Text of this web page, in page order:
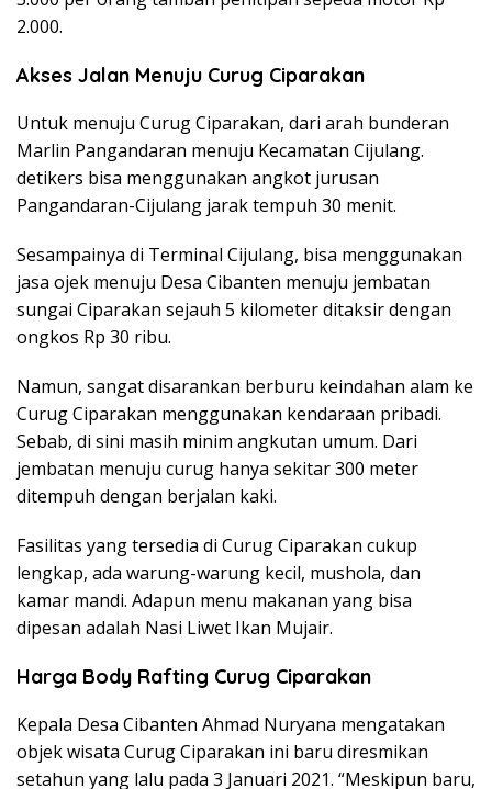
2.000.
Akses Jalan Menuju Curug Ciparakan
Untuk menuju Curug Ciparakan, dari arah bunderan
Marlin Pangandaran menuju Kecamatan Cijulang.
detikers bisa menggunakan angkot jurusan
Pangandaran-Cijulang jarak tempuh 30 menit.
Sesampainya di Terminal Cijulang, bisa menggunakan
jasa ojek menuju Desa Cibanten menuju jembatan
sungai Ciparakan sejauh 5 kilometer ditaksir dengan
ongkos Rp 30 ribu.
Namun, sangat disarankan berburu keindahan alam ke
Curug Ciparakan menggunakan kendaraan pribadi.
Sebab, di sini masih minim angkutan umum. Dari
jembatan menuju curug hanya sekitar 300 meter
ditempuh dengan berjalan kaki.
Fasilitas yang tersedia di Curug Ciparakan cukup
lengkap, ada warung-warung kecil, mushola, dan
kamar mandi. Adapun menu makanan yang bisa
dipesan adalah Nasi Liwet Ikan Mujair.
Harga Body Rafting Curug Ciparakan
Kepala Desa Cibanten Ahmad Nuryana mengatakan
objek wisata Curug Ciparakan ini baru diresmikan
setahun yang lalu pada 3 Januari 2021. “Meskipun baru,